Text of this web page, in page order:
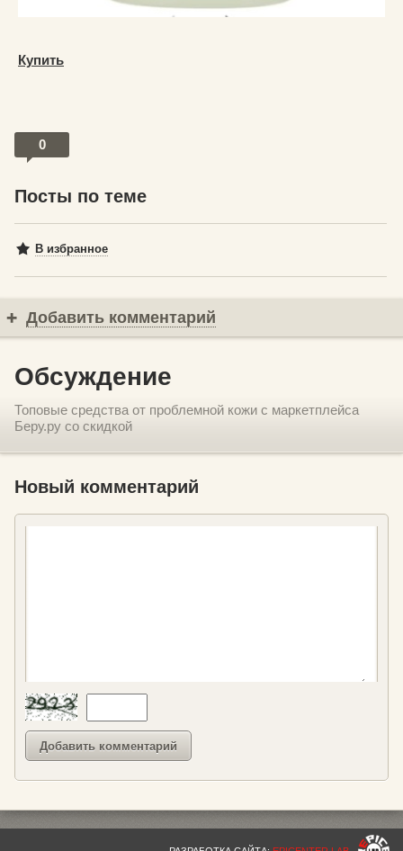
Купить
0
Посты по теме
В избранное
Добавить комментарий
Обсуждение
Топовые средства от проблемной кожи с маркетплейса
Беру.ру со скидкой
Новый комментарий